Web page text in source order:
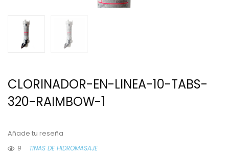
CLORINADOR-EN-LINEA-10-TABS-
320-RAIMBOW-1
Añade tu reseña
9
TINAS DE HIDROMASAJE